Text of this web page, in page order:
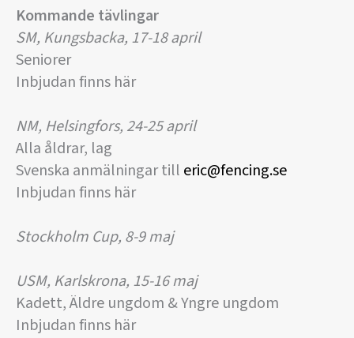
Kommande tävlingar
SM, Kungsbacka, 17-18 april
Seniorer
Inbjudan finns här
NM, Helsingfors, 24-25 april
Alla åldrar, lag
Svenska anmälningar till eric@fencing.se
Inbjudan finns här
Stockholm Cup, 8-9 maj
USM, Karlskrona, 15-16 maj
Kadett, Äldre ungdom & Yngre ungdom
Inbjudan finns här